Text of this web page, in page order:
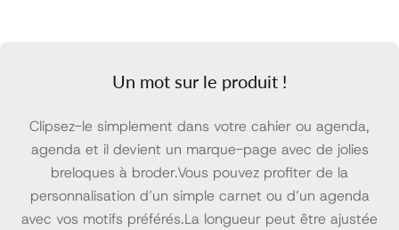
Un mot sur le produit !
Clipsez-le simplement dans votre cahier ou agenda,
agenda et il devient un marque-page avec de jolies
breloques à broder.Vous pouvez profiter de la
personnalisation d’un simple carnet ou d’un agenda
avec vos motifs préférés.La longueur peut être ajustée